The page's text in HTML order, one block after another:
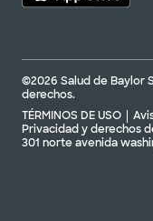
©2026 Salud de Baylor
derechos.
TÉRMINOS DE USO
Privacidad y derechos
301 norte avenida